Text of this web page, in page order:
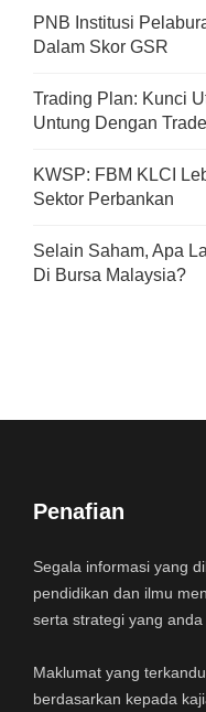
PNB Institusi
Dalam Skor GSR
Trading Plan: Kunci
Untung Dengan
KWSP: FBM KLCI
Sektor Perbankan
Selain Saham, Apa
Di Bursa Malaysia?
Penafian
Segala informasi yang
pendidikan dan ilmu
serta strategi yang anda
Maklumat yang
berdasarkan kepada